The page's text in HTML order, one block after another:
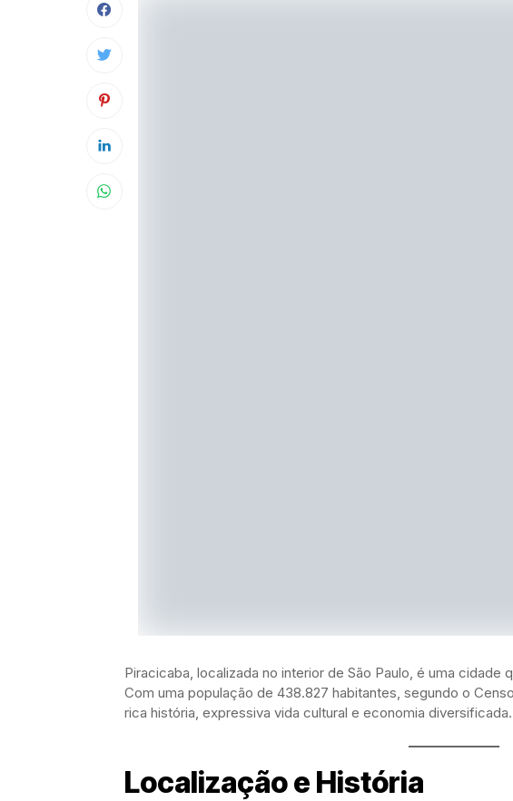
Piracicaba, localizada no interior de São Paulo, é uma cidade
Com uma população de 438.827 habitantes, segundo o
rica história, expressiva vida cultural e economia diversificada.
Localização e História